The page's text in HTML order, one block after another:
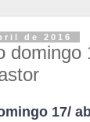
de 2016
domingo
17/